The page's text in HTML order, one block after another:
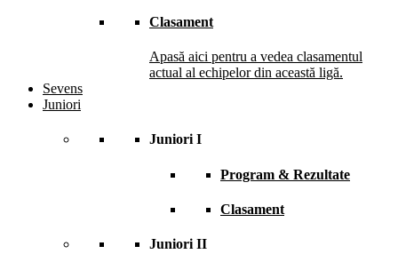
Clasament
Apasă aici pentru a vedea clasamentul
actual al echipelor din această ligă.
Sevens
Juniori
Juniori I
Program & Rezultate
Clasament
Juniori II